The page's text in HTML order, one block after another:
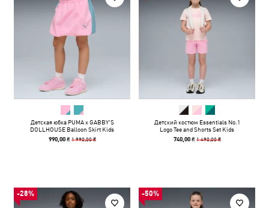
Детская юбка PUMA x GABBY'S
DOLLHOUSE Balloon Skirt Kids
990,00 ₴ 1 990,00 ₴
Детский костюм Essentials No.1
Logo Tee and Shorts Set Kids
740,00 ₴ 1 490,00 ₴
-28% -50%